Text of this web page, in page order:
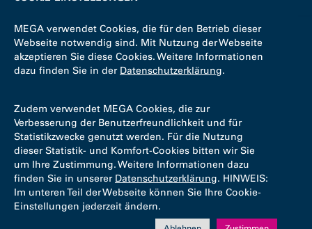
MEGA verwendet Cookies, die für den Betrieb dieser
Webseite notwendig sind. Mit Nutzung der Webseite
akzeptieren Sie diese Cookies. Weitere Informationen
dazu finden Sie in der Datenschutzerklärung.
Zudem verwendet MEGA Cookies, die zur
Verbesserung der Benutzerfreundlichkeit und für
Statistikzwecke genutzt werden. Für die Nutzung
dieser Statistik- und Komfort-Cookies bitten wir Sie
um Ihre Zustimmung. Weitere Informationen dazu
finden Sie in unserer Datenschutzerklärung. HINWEIS:
Im unteren Teil der Webseite können Sie Ihre Cookie-
Einstellungen jederzeit ändern.